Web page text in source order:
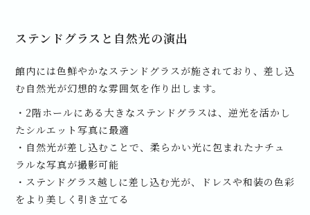
ステンドグラスと自然光の演出
館内には色鮮やかなステンドグラスが施されており、差し込
む自然光が幻想的な雰囲気を作り出します。
・2階ホールにある大きなステンドグラスは、逆光を活かし
たシルエット写真に最適
・自然光が差し込むことで、柔らかい光に包まれたナチュ
ラルな写真が撮影可能
・ステンドグラス越しに差し込む光が、ドレスや和装の色彩
をより美しく引き立てる